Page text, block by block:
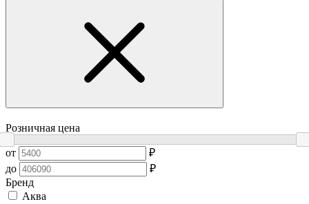
Розничная цена
от
₽
до
₽
Бренд
Аква